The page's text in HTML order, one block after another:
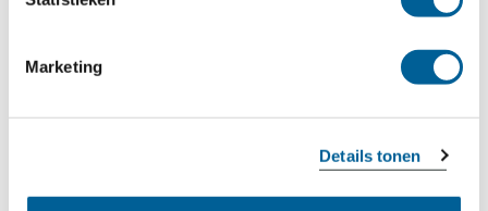
Marketing
Details tonen
Opmerkelijk is wel dat er op het zelfde moment ook een
vulkaanuitbarsting is geweest op Papoea-Nieuw-Guinea.
Ook van deze uitbarsting heeft het vliegverkeer in onder